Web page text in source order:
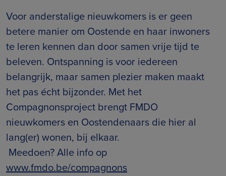
Voor anderstalige nieuwkomers is er geen
betere manier om Oostende en haar inwoners
te leren kennen dan door samen vrije tijd te
beleven. Ontspanning is voor iedereen
belangrijk, maar samen plezier maken maakt
het pas écht bijzonder. Met het
Compagnonsproject brengt FMDO
nieuwkomers en Oostendenaars die hier al
lang(er) wonen, bij elkaar.
Meedoen? Alle info op
www.fmdo.be/compagnons